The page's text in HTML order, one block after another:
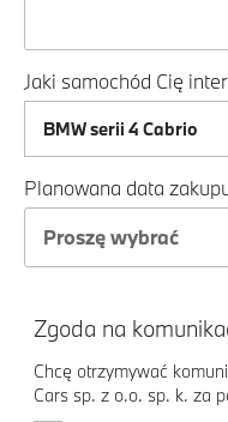
Jaki samochód Cię
Planowana data
Proszę wybrać
Zgoda na
Chcę otrzymywać
Cars sp. z o.o. sp. k. za